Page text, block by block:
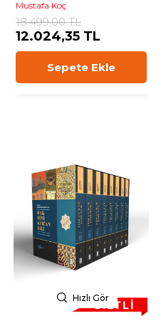
Mustafa Koç
18.499,00 TL
12.024,35 TL
Sepete Ekle
Hızlı Gör